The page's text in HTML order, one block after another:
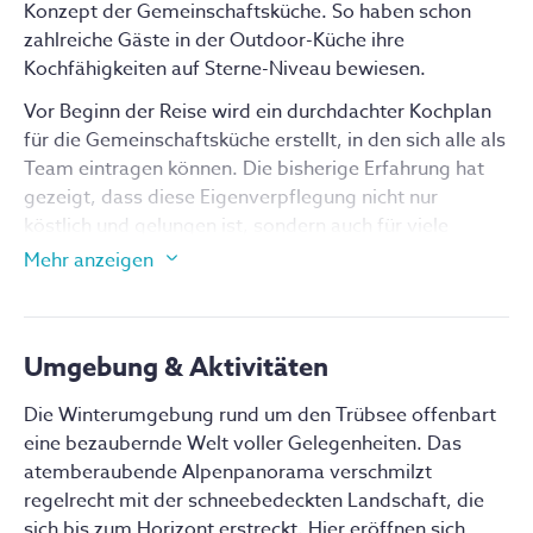
Mehrbettzimmer
Lagercharakter Geteilt
Mehrbettzimmer mit Platz für 10 Personen. Die
Zimmer erwarten dich mit Lagerbetten, die mit
Fixleintücher und Kissen vorbereitet sind. Einen
den weiteren Gästen.
Jetzt buchen
Konzept der Gemeinschaftsküche. So haben schon
zahlreiche Gäste in der Outdoor-Küche ihre
Kochfähigkeiten auf Sterne-Niveau bewiesen.
Vor Beginn der Reise wird ein durchdachter Kochplan
für die Gemeinschaftsküche erstellt, in den sich alle als
Team eintragen können. Die bisherige Erfahrung hat
gezeigt, dass diese Eigenverpflegung nicht nur
köstlich und gelungen ist, sondern auch für viele
vergnügliche und humorvolle Momente hoch oben in
stärker miteinander verbinden.
In traditionellem Stil bewirten die Gäste auch die
Guides. Die Küche ist gut ausgestattet, und Geschirr
sowie Besteck stehen ebenfalls zur Verfügung. Da die
Reise aufgrund der Schönheit der Natur und des
Schnees stattfindet, hat das Team die Gelegenheit
genutzt, auf eine vegetarische Verpflegung
umzustellen und somit so umweltfreundlich wie
Mehr anzeigen
Umgebung & Aktivitäten
Die Winterumgebung rund um den Trübsee offenbart
eine bezaubernde Welt voller Gelegenheiten. Das
atemberaubende Alpenpanorama verschmilzt
regelrecht mit der schneebedeckten Landschaft, die